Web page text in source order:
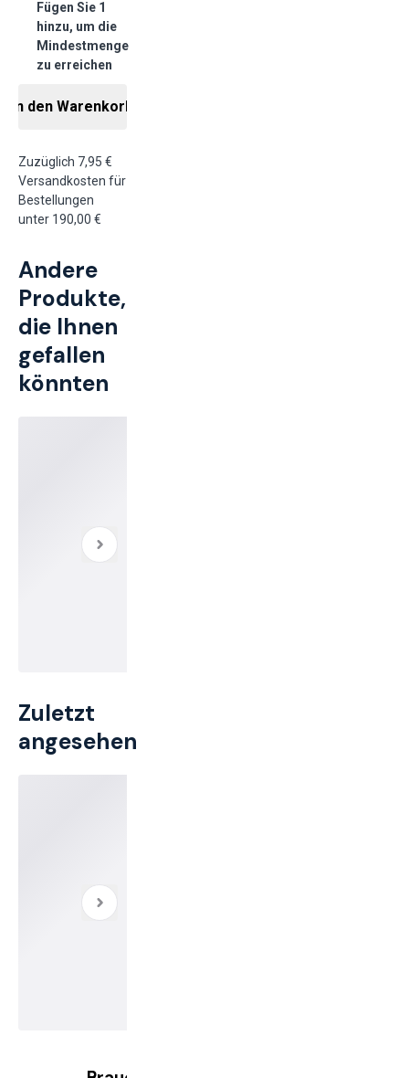
Fügen Sie 1
hinzu, um die
Mindestmenge
zu erreichen
In den Warenkorb
Zuzüglich 7,95 €
Versandkosten für
Bestellungen
unter 190,00 €
Andere
Produkte,
die Ihnen
gefallen
könnten
Zuletzt
angesehen